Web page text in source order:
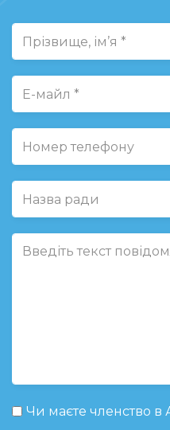
Чи маєте членство в